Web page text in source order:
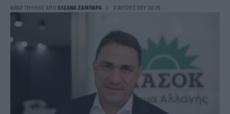
ΑΝΑΡΤΗΘΗΚΕ ΑΠΟ ΕΛΕΑΝΑ ΖΑΜΠΑΡΑ 8 ΑΥΓΟΎΣΤΟΥ 2026